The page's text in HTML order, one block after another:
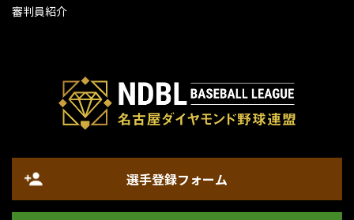
審判員紹介
選手登録フォーム